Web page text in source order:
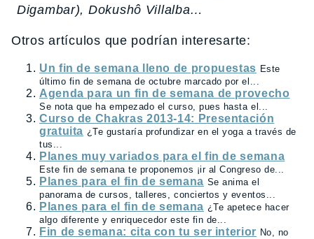
Digambar), Dokushô Villalba…
Otros artículos que podrían interesarte:
Un fin de semana lleno de propuestas Este
último fin de semana de octubre marcado por el...
Agenda para un fin de semana de provecho
Se nota que ha empezado el curso, pues hasta el...
Curso de Chakras 2013-14: Presentación
gratuita ¿Te gustaría profundizar en el yoga a través de
tus...
Planes muy variados para el fin de semana
Este fin de semana te proponemos ¡ir al Congreso de...
Planes para el fin de semana Se anima el
panorama de cursos, talleres, conciertos y eventos...
Planes para el fin de semana ¿Te apetece hacer
algo diferente y enriquecedor este fin de...
Fin de semana: cita con tu ser interior No, no